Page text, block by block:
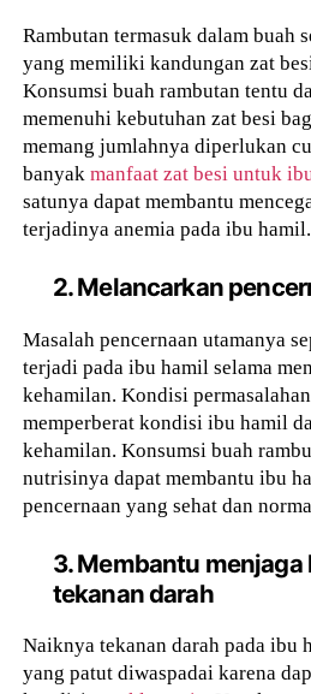
Rambutan termasuk dalam buah
yang memiliki kandungan zat
Konsumsi buah rambutan tentu
memenuhi kebutuhan zat besi
memang jumlahnya diperlukan
banyakmanfaat zat besi untuk
satunya dapat membantu
terjadinya anemia pada ibu hamil.
2. Melancarkan
Masalah pencernaan utamanya
terjadi pada ibu hamil selama
kehamilan. Kondisi
memperberat kondisi ibu hamil
kehamilan. Konsumsi buah
nutrisinya dapat membantu ibu
pencernaan yang sehat dan
3. Membantu menjaga
tekanan darah
Naiknya tekanan darah pada ibu
yang patut diwaspadai karena